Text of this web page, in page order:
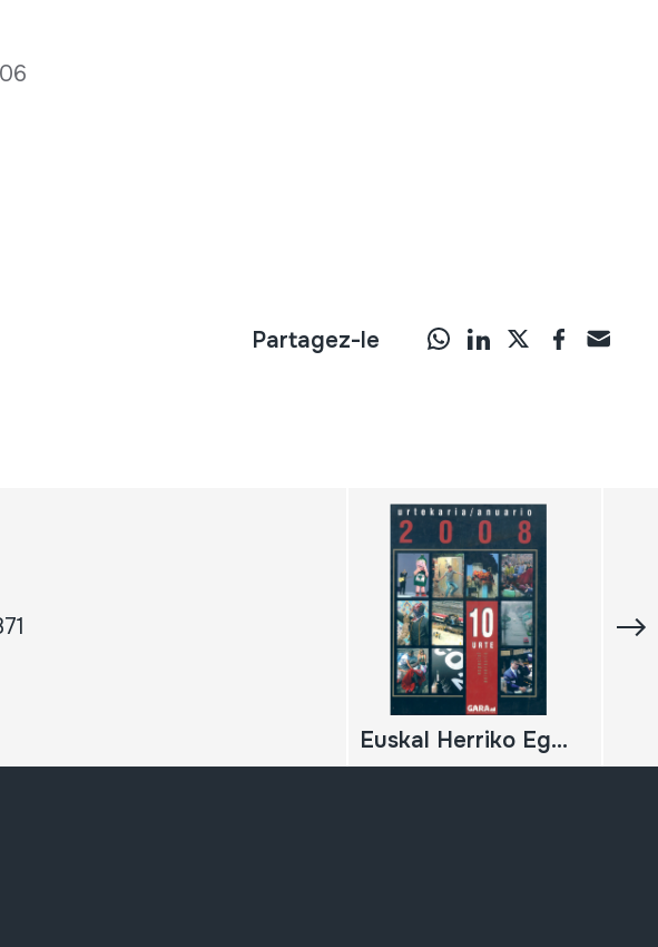
Partagez-le
Euskal Herriko Egunkaria, Urtekaria; Anuario 2008